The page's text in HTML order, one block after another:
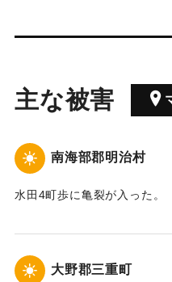
主な被害
南海部郡明治村
水田4町歩に亀裂が入った。
｜固有コード:00277005
大野郡三重町